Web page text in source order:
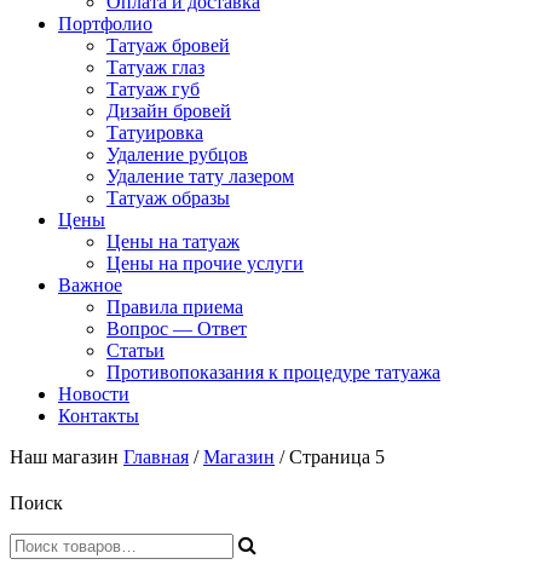
Портфолио
Татуаж бровей
Татуаж глаз
Татуаж губ
Дизайн бровей
Татуировка
Удаление рубцов
Удаление тату лазером
Татуаж образы
Цены
Цены на татуаж
Цены на прочие услуги
Важное
Правила приема
Вопрос — Ответ
Статьи
Противопоказания к процедуре татуажа
Новости
Контакты
Наш магазин Главная /Магазин / Страница 5
Поиск